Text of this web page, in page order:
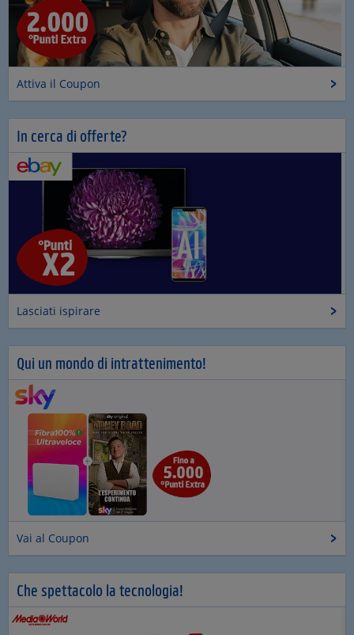
Attiva il Coupon
In cerca di offerte?
Lasciati ispirare
Qui un mondo di intrattenimento!
Vai al Coupon
Che spettacolo la tecnologia!